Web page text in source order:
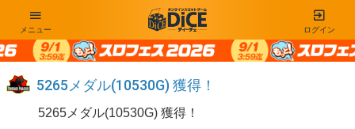
ログイン
メニュー
5265メダル(10530G) 獲得！
5265メダル(10530G) 獲得！